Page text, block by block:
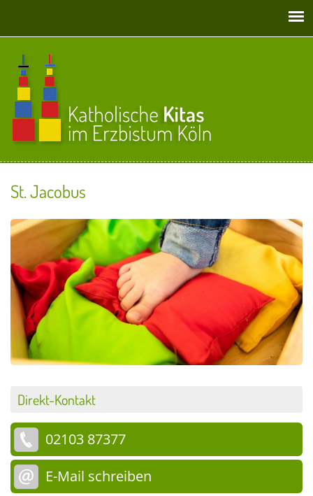
St. Jacobus
Direkt-Kontakt
02103 87377
E-Mail schreiben